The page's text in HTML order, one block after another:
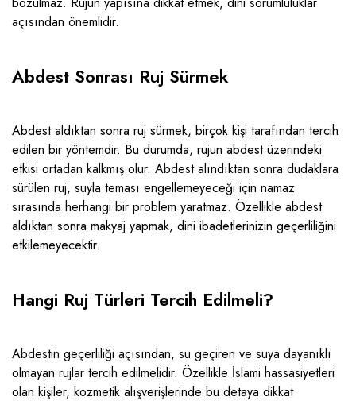
açısından önemlidir.
Abdest Sonrası Ruj Sürmek
Abdest aldıktan sonra ruj sürmek, birçok kişi tarafından tercih
edilen bir yöntemdir. Bu durumda, rujun abdest üzerindeki
etkisi ortadan kalkmış olur. Abdest alındıktan sonra dudaklara
sürülen ruj, suyla teması engellemeyeceği için namaz
sırasında herhangi bir problem yaratmaz. Özellikle abdest
aldıktan sonra makyaj yapmak, dini ibadetlerinizin geçerliliğini
etkilemeyecektir.
Hangi Ruj Türleri Tercih Edilmeli?
Abdestin geçerliliği açısından, su geçiren ve suya dayanıklı
olmayan rujlar tercih edilmelidir. Özellikle İslami hassasiyetleri
olan kişiler, kozmetik alışverişlerinde bu detaya dikkat